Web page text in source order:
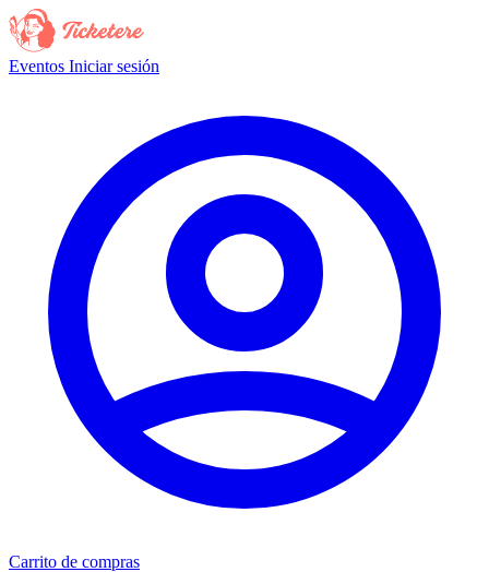
Eventos Iniciar sesión
Carrito de compras